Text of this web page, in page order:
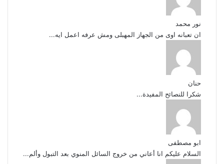
نور محمد
ان تعبانه اوى من الجهاز المهبلى ومش عرفه اعمل ايه...
حنان
شكرا للنصائح المفيدة...
ابو مصطفى
السلام عليكم انا أعاني من خروج السائل المنوي بعد التبول وألم...